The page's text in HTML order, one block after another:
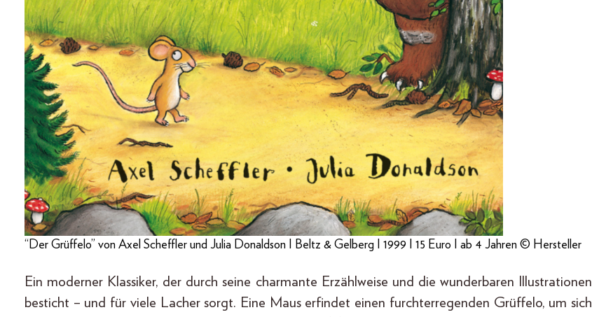
“Der Grüffelo” von Axel Scheffler und Julia Donaldson I Beltz & Gelberg I 1999 I 15 Euro I ab 4 Jahren © Hersteller
Ein moderner Klassiker, der durch seine charmante Erzählweise und die wunderbaren Illustrationen
besticht – und für viele Lacher sorgt. Eine Maus erfindet einen furchterregenden Grüffelo, um sich